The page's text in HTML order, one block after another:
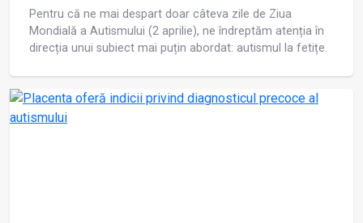
Pentru că ne mai despart doar câteva zile de Ziua
Mondială a Autismului (2 aprilie), ne îndreptăm atenția în
direcția unui subiect mai puțin abordat: autismul la fetițe.